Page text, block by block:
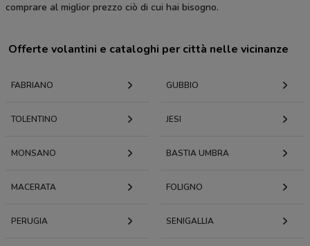
comprare al miglior prezzo ciò di cui hai bisogno.
Offerte volantini e cataloghi per città nelle vicinanze
FABRIANO GUBBIO
TOLENTINO JESI
MONSANO BASTIA UMBRA
MACERATA FOLIGNO
PERUGIA SENIGALLIA